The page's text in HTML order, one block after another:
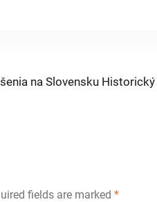
na Slovensku Historický
fields are marked *